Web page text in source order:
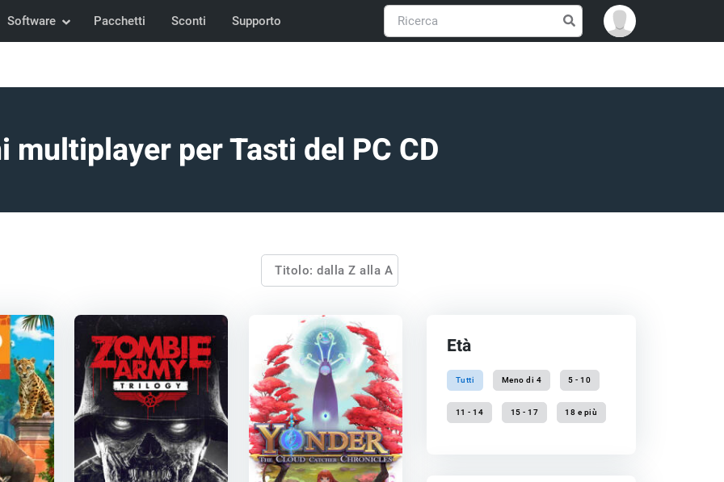
Software Pacchetti Sconti Supporto
multiplayer per Tasti del PC CD
Titolo: dalla Z alla A
Età
Tutti Meno di 4 5 - 10
11 - 14 15 - 17 18 e più